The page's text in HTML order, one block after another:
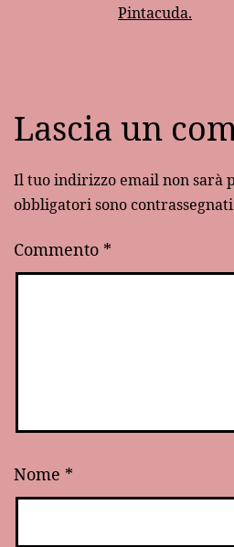
Pintacuda.
Lascia un
Il tuo indirizzo email non sarà
obbligatori sono contrassegnati
Commento *
Nome *